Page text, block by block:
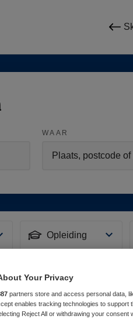
WAAR
Opleiding
Your Privacy
partners store and access personal data,
enables tracking technologies to
Reject All or withdrawing your